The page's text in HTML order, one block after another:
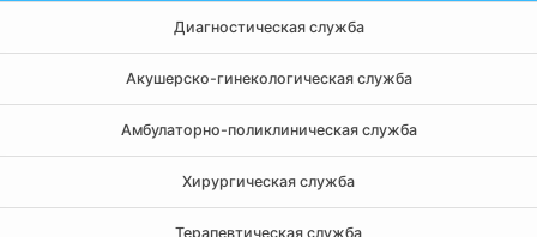
Диагностическая служба
Акушерско-гинекологическая служба
Амбулаторно-поликлиническая служба
Хирургическая служба
Терапевтическая служба